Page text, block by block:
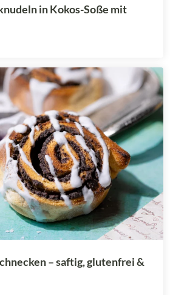
in Kokos-Soße mit
– saftig, glutenfrei &